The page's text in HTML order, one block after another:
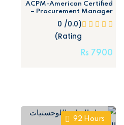
ACPM-American Certified
Procurement Manager –
مدير المشتريات الأمريكي المعتمد
(0.0/ 0
Rating)
7900
Rs
92 Hours